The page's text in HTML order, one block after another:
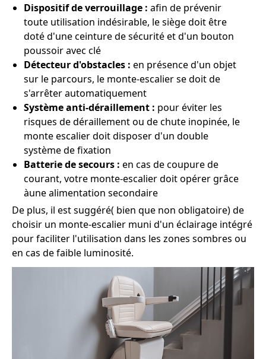
Dispositif de verrouillage : afin de prévenir
toute utilisation indésirable, le siège doit être
doté d'une ceinture de sécurité et d'un bouton
poussoir avec clé
Détecteur d'obstacles : en présence d'un objet
sur le parcours, le monte-escalier se doit de
s'arrêter automatiquement
Système anti-déraillement : pour éviter les
risques de déraillement ou de chute inopinée, le
monte escalier doit disposer d'un double
système de fixation
Batterie de secours : en cas de coupure de
courant, votre monte-escalier doit opérer grâce
àune alimentation secondaire
De plus, il est suggéré( bien que non obligatoire) de
choisir un monte-escalier muni d'un éclairage intégré
pour faciliter l'utilisation dans les zones sombres ou
en cas de faible luminosité.